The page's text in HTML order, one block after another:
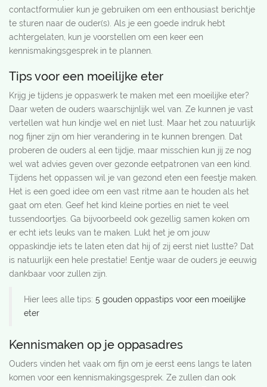
contactformulier kun je gebruiken om een enthousiast berichtje
te sturen naar de ouder(s). Als je een goede indruk hebt
achtergelaten, kun je voorstellen om een keer een
kennismakingsgesprek in te plannen.
Tips voor een moeilijke eter
Krijg je tijdens je oppaswerk te maken met een moeilijke eter?
Daar weten de ouders waarschijnlijk wel van. Ze kunnen je vast
vertellen wat hun kindje wel en niet lust. Maar het zou natuurlijk
nog fijner zijn om hier verandering in te kunnen brengen. Dat
proberen de ouders al een tijdje, maar misschien kun jij ze nog
wel wat advies geven over gezonde eetpatronen van een kind.
Tijdens het oppassen wil je van gezond eten een feestje maken.
Het is een goed idee om een vast ritme aan te houden als het
gaat om eten. Geef het kind kleine porties en niet te veel
tussendoortjes. Ga bijvoorbeeld ook gezellig samen koken om
er echt iets leuks van te maken. Lukt het je om jouw
oppaskindje iets te laten eten dat hij of zij eerst niet lustte? Dat
is natuurlijk een hele prestatie! Eentje waar de ouders je eeuwig
dankbaar voor zullen zijn.
Hier lees alle tips: 5 gouden oppastips voor een moeilijke
eter
Kennismaken op je oppasadres
Ouders vinden het vaak om fijn om je eerst eens langs te laten
komen voor een kennismakingsgesprek. Ze zullen dan ook